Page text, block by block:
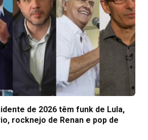
de 2026 têm funk de Lula,
rocknejo de Renan e pop de